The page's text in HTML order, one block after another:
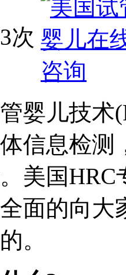
次
儿技术
信息检测
美国
面的向大
。